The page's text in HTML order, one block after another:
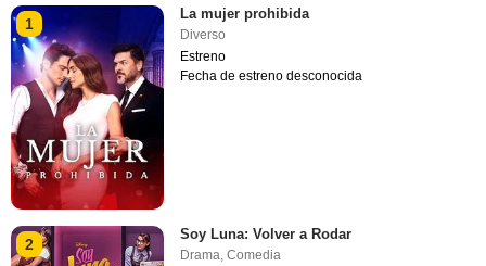
1
La mujer prohibida
Diverso
Estreno
Fecha de estreno desconocida
2
Soy Luna: Volver a Rodar
Drama,Comedia